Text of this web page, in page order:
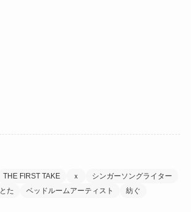
THE FIRST TAKE ｘ
シンガーソングライター
とた ベッドルームアーティスト 紡ぐ